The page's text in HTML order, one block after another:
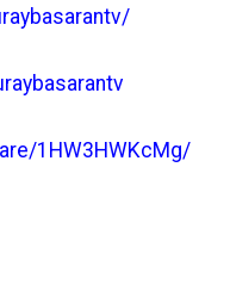
1HW3HWKcMg/